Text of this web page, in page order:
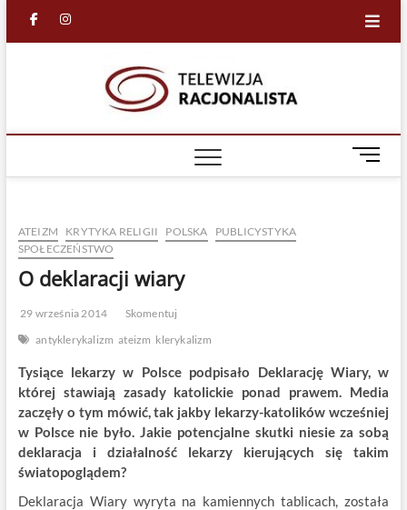
facebook
in
M
e
ATEIZM KRYTYKA RELIGII POLSKA
PUBLICYSTYKA
SPOŁECZEŃSTWO
O deklaracji wiary
29 września 2014
Skomentuj
antyklerykalizm ateizm klerykalizm
Tysiące lekarzy w Polsce podpisało Deklarację Wiary, w
której stawiają zasady katolickie ponad prawem. Media
zaczęły o tym mówić, tak jakby lekarzy-katolików wcześniej
w Polsce nie było. Jakie potencjalne skutki niesie za sobą
deklaracja i działalność lekarzy kierujących się takim
światopoglądem?
Deklaracja Wiary wyryta na kamiennych tablicach, została